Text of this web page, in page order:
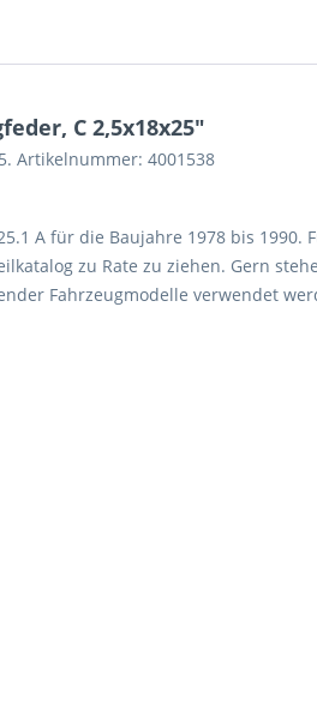
C 2,5x18x25"
Artikelnummer: 4001538
A für die Baujahre 1978 bis
zu Rate zu ziehen. Gern
Fahrzeugmodelle verwendet